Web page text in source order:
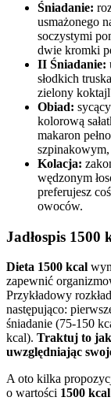
Śniadanie:
usmażonego
soczystymi
dwie kromki
II Śniadanie:
słodkich
zielony
Obiad:
kolorową
makaron
szpinakowym,
Kolacja:
wędzonym
preferujesz
owoców.
Jadłospis 1500
Dieta 1500 kcal
zapewnić
Przykładowy
następująco:
śniadanie (75-150
kcal). Traktuj to
uwzględniając
A oto kilka
o wartości 1500 kcal